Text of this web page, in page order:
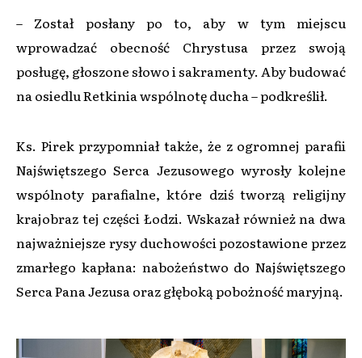
– Został posłany po to, aby w tym miejscu
wprowadzać obecność Chrystusa przez swoją
posługę, głoszone słowo i sakramenty. Aby budować
na osiedlu Retkinia wspólnotę ducha – podkreślił.
Ks. Pirek przypomniał także, że z ogromnej parafii
Najświętszego Serca Jezusowego wyrosły kolejne
wspólnoty parafialne, które dziś tworzą religijny
krajobraz tej części Łodzi. Wskazał również na dwa
najważniejsze rysy duchowości pozostawione przez
zmarłego kapłana: nabożeństwo do Najświętszego
Serca Pana Jezusa oraz głęboką pobożność maryjną.